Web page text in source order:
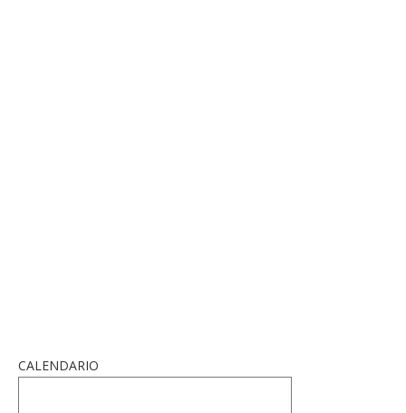
CALENDARIO